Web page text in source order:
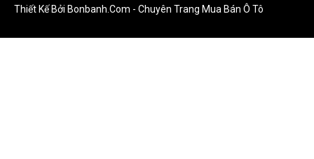
Thiết Kế Bởi Bonbanh.com - Chuyên Trang Mua Bán Ô Tô